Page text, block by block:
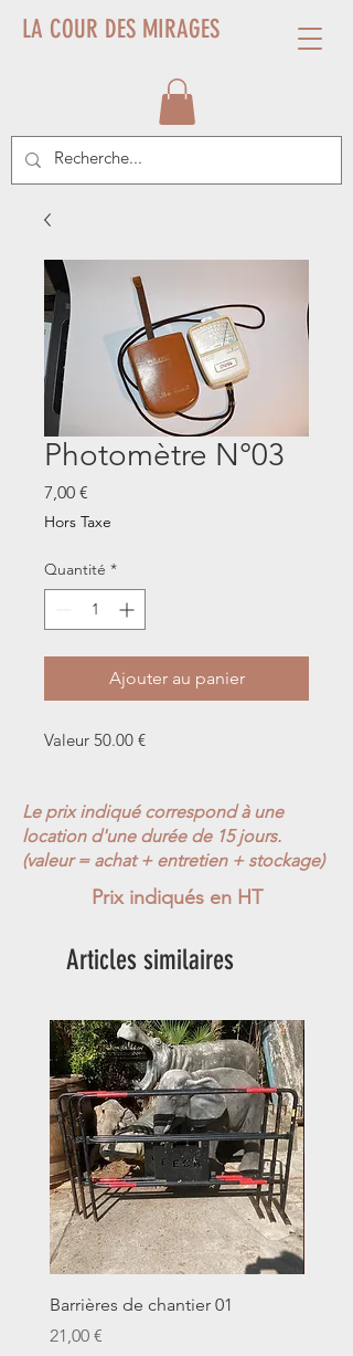
LA COUR DES MIRAGES
Photomètre N°03
7,00 €
Hors Taxe
Quantité *
Ajouter au panier
Valeur 50.00 €
Le prix indiqué correspond à une
location d'une durée de 15 jours.
(valeur = achat + entretien + stockage)
Prix indiqués en HT
Articles similaires
Barrières de chantier 01
Prix
21,00 €